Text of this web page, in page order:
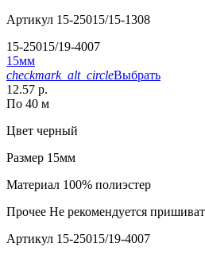
Артикул 15-25015/15-1308
15-25015/19-4007
15мм
checkmark_alt_circleВыбрать
12.57 р.
По 40 м
Цвет черный
Размер 15мм
Материал 100% полиэстер
Прочее Не рекомендуется
Артикул 15-25015/19-4007